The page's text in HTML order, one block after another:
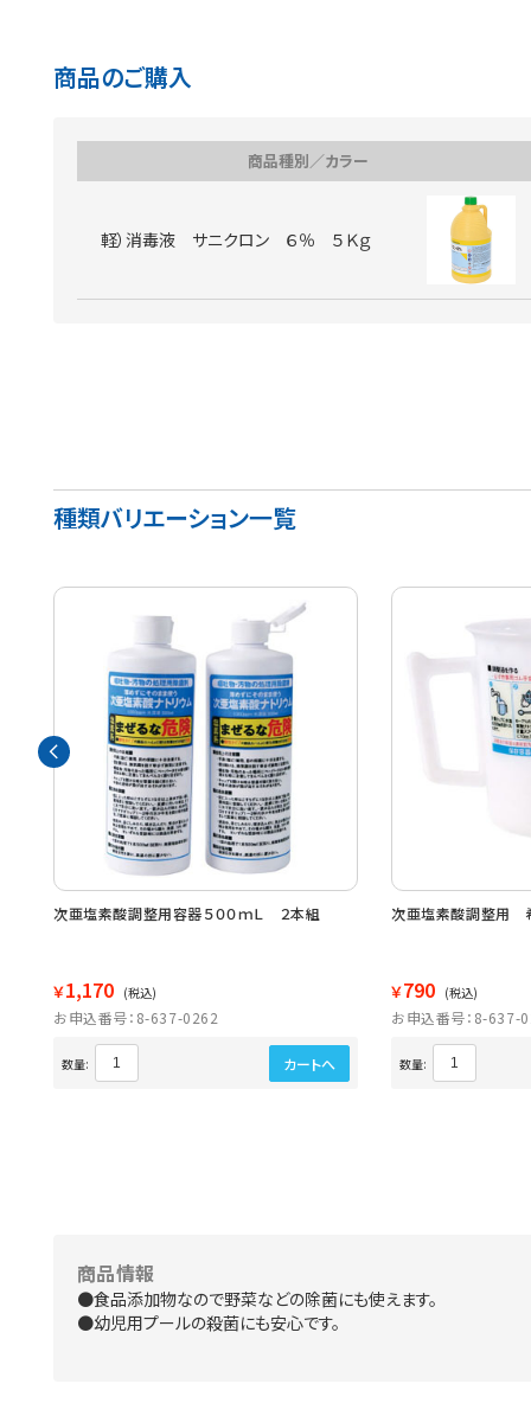
商品のご購入
商品種別／カラー
軽）消毒液 サニクロン ６％ ５Ｋｇ
種類バリエーション一覧
次亜塩素酸調整用容器５００ｍＬ ２本組
￥1,170 (税込)
お申込番号：8-637-0262
数量: カートへ
次亜塩素酸調整用
￥790 (税込)
お申込番号：8-637-
数量:
商品情報
●食品添加物なので野菜などの除菌にも使えます。
●幼児用プールの殺菌にも安心です。